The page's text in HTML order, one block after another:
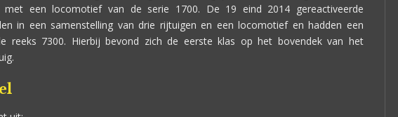
met een locomotief van de serie 1700. De 19 eind 2014 gereactiveerde
in een samenstelling van drie rijtuigen en een locomotief en hadden een
reeks 7300. Hierbij bevond zich de eerste klas op het bovendek van het